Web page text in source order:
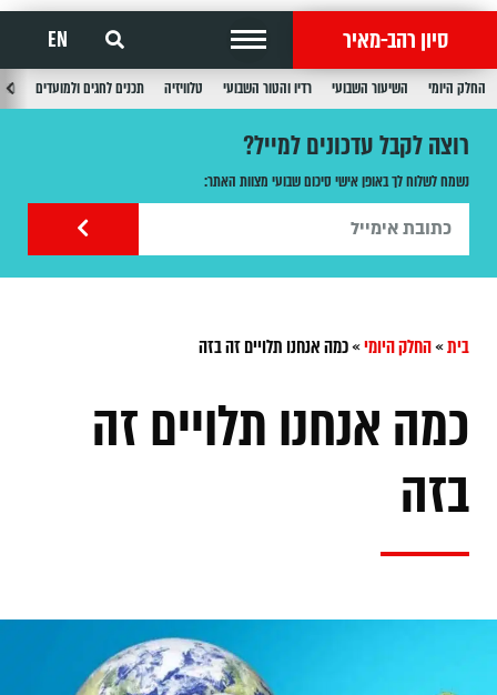
סיון רהב-מאיר EN
החלק היומי השיעור השבועי רדיו והטור השבועי טלוויזיה תכנים לחגים ולמועדים
רוצה לקבל עדכונים למייל?
נשמח לשלוח לך באופן אישי סיכום שבועי מצוות האתר:
בית»החלק היומי»כמה אנחנו תלויים זה בזה
כמה אנחנו תלויים זה
בזה